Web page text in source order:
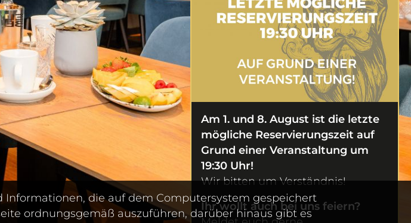
Am 1. und 8. August ist die letzte
mögliche Reservierungszeit auf
Grund einer Veranstaltung um
19:30 Uhr!
Wir bitten um Verständnis!
Ihr wollt auch bei uns feiern?
Informationen, die auf dem Computersystem gespeichert
ordnungsgemäß auszuführen, darüber hinaus gibt es